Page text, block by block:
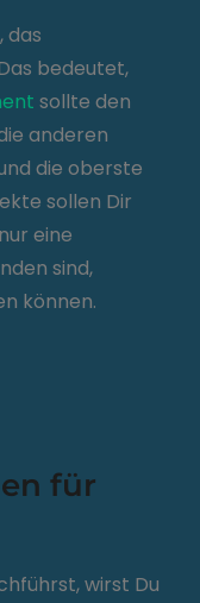
das
bedeutet,
sollte den
anderen
die oberste
sollen Dir
eine
sind,
können.
für
wirst Du